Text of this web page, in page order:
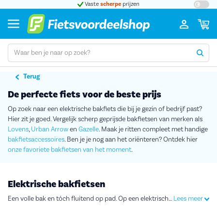
Vaste scherpe prijzen
Terug
De perfecte fiets voor de beste prijs
Op zoek naar een elektrische bakfiets die bij je gezin of bedrijf past?
Hier zit je goed. Vergelijk scherp geprijsde bakfietsen van merken als
Lovens,Urban Arrowen Gazelle. Maak je ritten compleet met handige
bakfietsaccessoires. Ben je je nog aan het oriënteren? Ontdek hier
onze favoriete bakfietsen van het moment.
Elektrische bakfietsen
Lees meer
Een volle bak en tóch fluitend op pad. Op een elektrische bakfiets is het lekker licht fietsen met kinderen, boodschappen of andere bagage. Zodra je naar een elektrische bakfiets op zoek gaat, zal je ontdekken dat er heel wat te kiezen valt. Waar moet je precies op letten? Wat is het verschil tussen bakfietsen met 2 en met 3 wielen? En welke accessoires heb je nodig? Lees meer over de verschillen tussen elektrische bakfietsen en ontdek zo welke het beste bij je past.